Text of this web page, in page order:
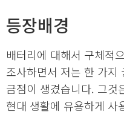
등장배경
배터리에 대해서 구체적
조사하면서 저는 한 가지
금점이 생겼습니다. 그것
현대 생활에 유용하게 사